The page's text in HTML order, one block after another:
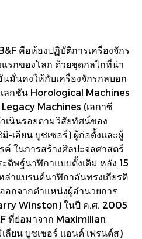
คือห้องปฏิบัติการเครื่องจักร
รกของโลก ด้วยชุดกลไกที่น่า
มั่นคงให้กับเครื่องจักรกลบอก
ลกชัน Horological Machines
Machines (เลกาซี
เนินรอยตามวิสัยทัศน์ของ
-เลียน บูซเซอร์) ผู้ก่อตั้งและผู้
ค์ ในการสร้างศิลปะจลศาสตร์
ดิษฐ์นาฬิกาแบบดั้งเดิม หลัง 15
ล่าแบรนด์นาฬิกาอันทรงเกียรติ
อกจากตำแหน่งผู้อำนวยการ
Winston) ในปี ค.ศ. 2005
ที่ย่อมาจาก Maximilian
ลียน บูซเซอร์ แอนด์ เฟรนด์ส)